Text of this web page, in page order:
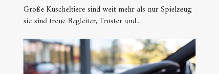
Altersgruppen
Große Kuscheltiere sind weit mehr als nur Spielzeug;
sie sind treue Begleiter, Tröster und...